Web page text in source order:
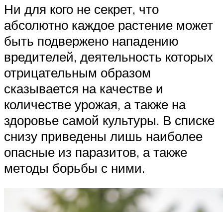
Ни для кого не секрет, что
абсолютно каждое растение может
быть подвержено нападению
вредителей, деятельность которых
отрицательным образом
сказывается на качестве и
количестве урожая, а также на
здоровье самой культуры. В списке
снизу приведены лишь наиболее
опасные из паразитов, а также
методы борьбы с ними.